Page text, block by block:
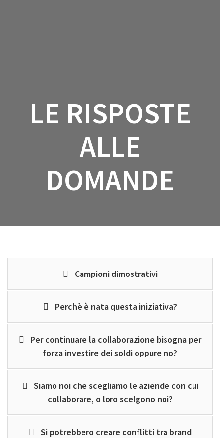
LE RISPOSTE
ALLE
DOMANDE
Campioni dimostrativi
Perchè è nata questa iniziativa?
Per continuare la collaborazione bisogna per
forza investire dei soldi oppure no?
Siamo noi che scegliamo le aziende con cui
collaborare, o loro scelgono noi?
Si potrebbero creare conflitti tra brand